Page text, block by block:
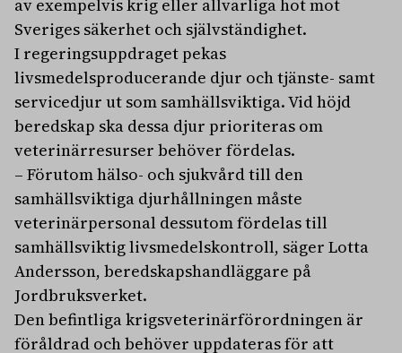
av exempelvis krig eller allvarliga hot mot
Sveriges säkerhet och självständighet.
I regeringsuppdraget pekas
livsmedelsproducerande djur och tjänste- samt
servicedjur ut som samhällsviktiga. Vid höjd
beredskap ska dessa djur prioriteras om
veterinärresurser behöver fördelas.
– Förutom hälso- och sjukvård till den
samhällsviktiga djurhållningen måste
veterinärpersonal dessutom fördelas till
samhällsviktig livsmedelskontroll, säger Lotta
Andersson, beredskapshandläggare på
Jordbruksverket.
Den befintliga krigsveterinärförordningen är
föråldrad och behöver uppdateras för att